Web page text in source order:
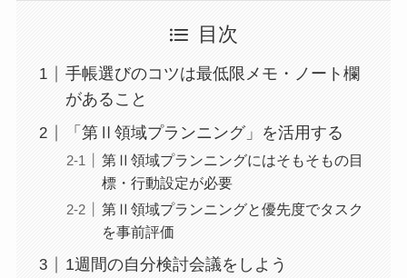
目次
手帳選びのコツは最低限メモ・ノート欄
があること
「第Ⅱ領域プランニング」を活用する
第Ⅱ領域プランニングにはそもそもの目
標・行動設定が必要
第Ⅱ領域プランニングと優先度でタスク
を事前評価
1週間の自分検討会議をしよう